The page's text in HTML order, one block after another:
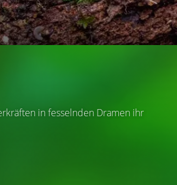
in fesselnden Dramen ihr